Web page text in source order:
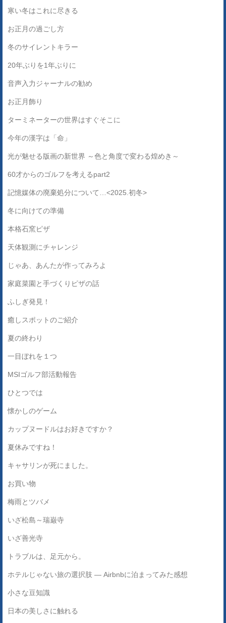
寒い冬はこれに尽きる
お正月の過ごし方
冬のサイレントキラー
20年ぶりを1年ぶりに
音声入力ジャーナルの勧め
お正月飾り
ターミネーターの世界はすぐそこに
今年の漢字は「命」
光が魅せる版画の新世界 ～色と角度で変わる煌めき～
60才からのゴルフを考えるpart2
記憶媒体の廃棄処分について…<2025.初冬>
冬に向けての準備
本格石窯ピザ
天体観測にチャレンジ
じゃあ、あんたが作ってみろよ
家庭菜園と手づくりピザの話
ふしぎ発見！
癒しスポットのご紹介
夏の終わり
一目ぼれを１つ
MSIゴルフ部活動報告
ひとつでは
懐かしのゲーム
カップヌードルはお好きですか？
夏休みですね！
キャサリンが死にました。
お買い物
梅雨とツバメ
いざ松島～瑞巌寺
いざ善光寺
トラブルは、足元から。
ホテルじゃない旅の選択肢 ― Airbnbに泊まってみた感想
小さな豆知識
日本の美しさに触れる